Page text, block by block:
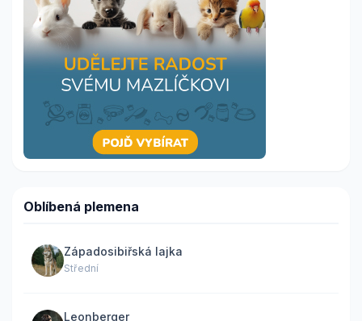
Oblíbená plemena
Západosibiřská lajka
Střední
Leonberger